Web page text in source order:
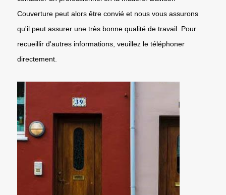
Couverture peut alors être convié et nous vous assurons
qu'il peut assurer une très bonne qualité de travail. Pour
recueillir d'autres informations, veuillez le téléphoner
directement.